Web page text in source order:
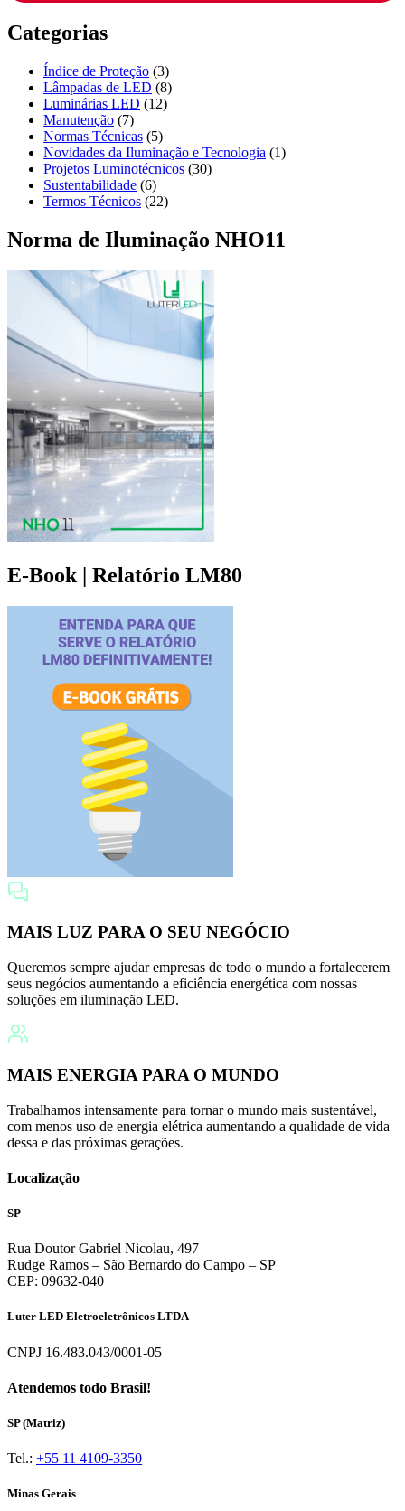
Categorias
Índice de Proteção (3)
Lâmpadas de LED (8)
Luminárias LED (12)
Manutenção (7)
Normas Técnicas (5)
Novidades da Iluminação e Tecnologia (1)
Projetos Luminotécnicos (30)
Sustentabilidade (6)
Termos Técnicos (22)
Norma de Iluminação NHO11
E-Book | Relatório LM80
MAIS LUZ PARA O SEU NEGÓCIO
Queremos sempre ajudar empresas de todo o mundo a fortalecerem
seus negócios aumentando a eficiência energética com nossas
soluções em iluminação LED.
MAIS ENERGIA PARA O MUNDO
Trabalhamos intensamente para tornar o mundo mais sustentável,
com menos uso de energia elétrica aumentando a qualidade de vida
dessa e das próximas gerações.
Localização
SP
Rua Doutor Gabriel Nicolau, 497
Rudge Ramos – São Bernardo do Campo – SP
CEP: 09632-040
Luter LED Eletroeletrônicos LTDA
CNPJ 16.483.043/0001-05
Atendemos todo Brasil!
SP (Matriz)
Tel.: +55 11 4109-3350
Minas Gerais